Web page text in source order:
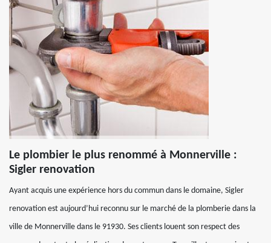
Le plombier le plus renommé à Monnerville :
Sigler renovation
Ayant acquis une expérience hors du commun dans le domaine, Sigler
renovation est aujourd’hui reconnu sur le marché de la plomberie dans la
ville de Monnerville dans le 91930. Ses clients louent son respect des